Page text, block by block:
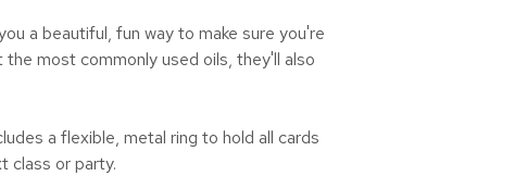
a beautiful, fun way to make sure you're
most commonly used oils, they'll also
a flexible, metal ring to hold all cards
class or party.